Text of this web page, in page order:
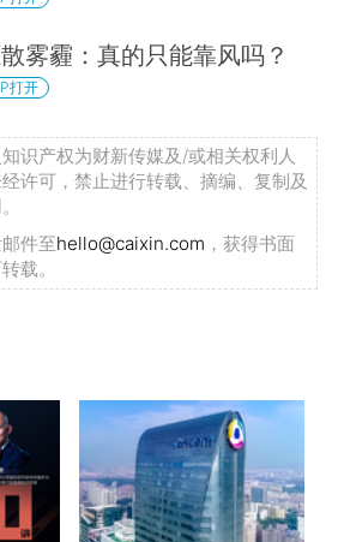
雾霾：真的只能靠风吗？
打开
识产权为财新传媒及/或相关权利人
许可，禁止进行转载、摘编、复制及
件至hello@caixin.com ，获得书面
载。